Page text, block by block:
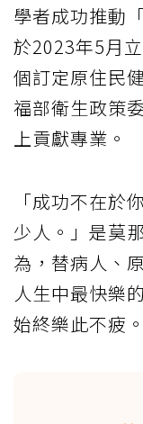
學者成功推動
於2023年5月
個訂定原住民
福部衛生政策
上貢獻專業。
「成功不在於
少人。」是莫
為，替病人、
人生中最快樂
始終樂此不疲。